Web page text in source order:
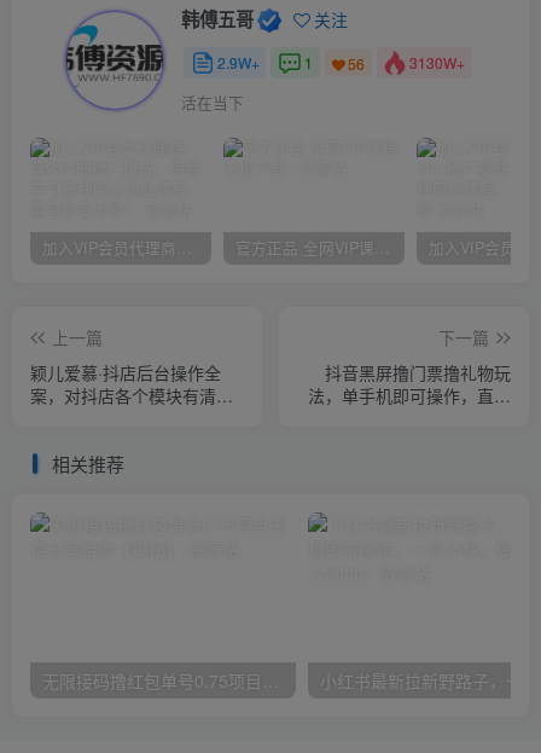
韩傅五哥 关注
2.9W+ 1 56 3130W+
活在当下
加入VIP会员代理商，享90%的推广提成，免费学习多种网上创业课程，菜鸟秒变大神！ 官方正品 全网VIP课程 无损下载~
上一篇
颖儿爱慕·抖店后台操作全
案，对抖店各个模块有清楚
下一篇
抖音黑屏撸门票撸礼物玩
法，单手机即可操作，直播
相关推荐